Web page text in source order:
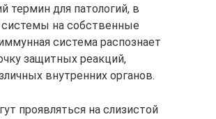
для патологий, в
на собственные
система распознает
защитных реакций,
внутренних органов.
проявляться на слизистой